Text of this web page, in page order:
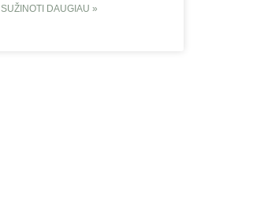
SUŽINOTI DAUGIAU »